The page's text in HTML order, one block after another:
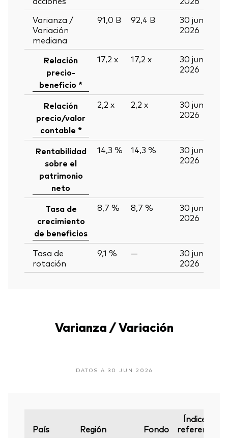
Varianza /
Variación
mediana
91,0 B 92,4 B
30 jun
2026
Relación
precio-
beneficio *
17,2 x 17,2 x
30 jun
2026
Relación
precio/valor
contable *
2,2 x 2,2 x
30 jun
2026
Rentabilidad
sobre el
patrimonio
neto
14,3 % 14,3 %
30 jun
2026
Tasa de
crecimiento
de beneficios
8,7 % 8,7 %
30 jun
2026
Tasa de
rotación
9,1 % —
30 jun
2026
Varianza / Variación
DATOS A 30 JUN 2026
País Región Fondo
Índice de
referencia